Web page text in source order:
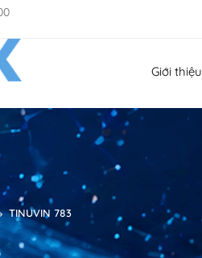
Giới thiệu
TINUVIN 783